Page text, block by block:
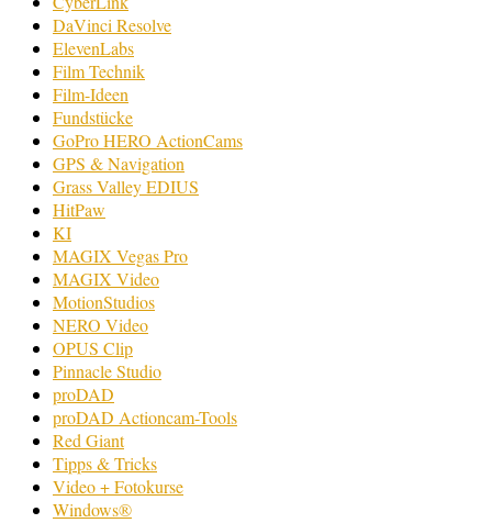
DaVinci Resolve
ElevenLabs
Film Technik
Film-Ideen
Fundstücke
GoPro HERO ActionCams
GPS & Navigation
Grass Valley EDIUS
HitPaw
KI
MAGIX Vegas Pro
MAGIX Video
MotionStudios
NERO Video
OPUS Clip
Pinnacle Studio
proDAD
proDAD Actioncam-Tools
Red Giant
Tipps & Tricks
Video + Fotokurse
Windows®